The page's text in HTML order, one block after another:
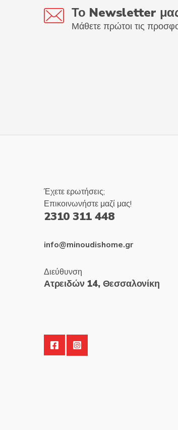
Το Newsletter
Μάθετε πρώτοι τις
Έχετε ερωτήσεις;
Επικοινωνήστε μαζί μας!
2310 311 448
info@minoudishome.gr
Διεύθυνση
Ατρειδών 14, Θεσσαλονίκη